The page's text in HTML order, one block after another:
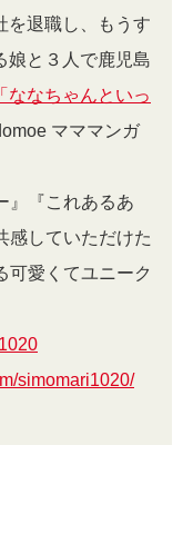
を退職し、もうす
娘と３人で鹿児島
「ななちゃんといっ
マママンガ
』『これあるあ
感していただけた
可愛くてユニーク
simomari1020/